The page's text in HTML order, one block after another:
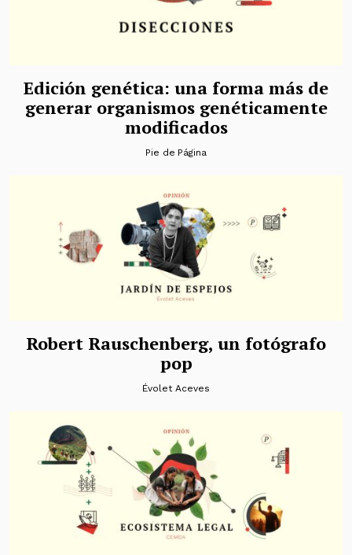
Edición genética: una forma más de
generar organismos genéticamente
modificados
Pie de Página
Robert Rauschenberg, un fotógrafo
pop
Évolet Aceves